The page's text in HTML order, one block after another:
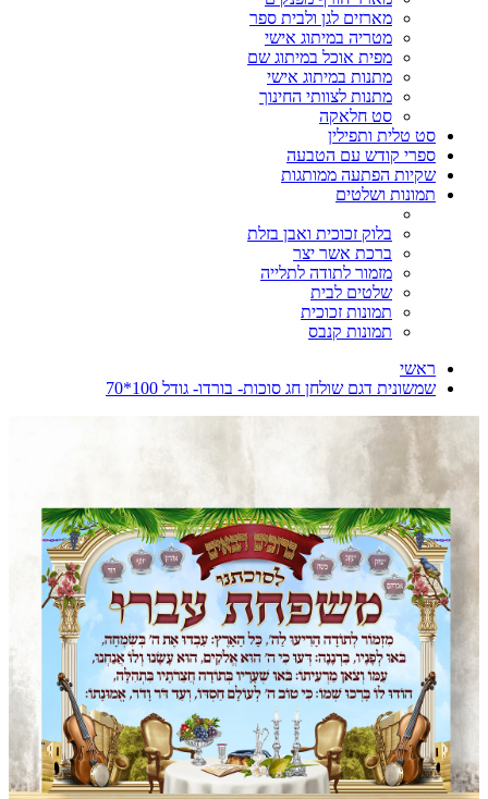
מארזים לגן ולבית ספר
מטריה במיתוג אישי
מפית אוכל במיתוג שם
מתנות במיתוג אישי
מתנות לצוותי החינוך
סט חלאקה
סט טלית ותפילין
ספרי קודש עם הטבעה
שקיות הפתעה ממותגות
תמונות ושלטים
בלוק זכוכית ואבן בזלת
ברכת אשר יצר
מזמור לתודה לתלייה
שלטים לבית
תמונות זכוכית
תמונות קנבס
ראשי
שמשונית דגם שולחן חג סוכות- בורדו- גודל 100*70